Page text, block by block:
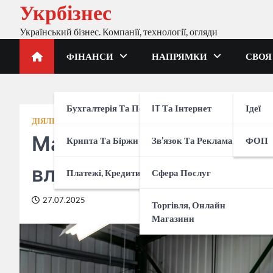
Перейти
вмісту
Укрбізнес
Український бізнес. Компанії, технології, огляди
ФІНАНСИ
Бухгалтерія Та Податки
Крипта Та Біржи
Платежі, Кредити, Банки
НАПРЯМКИ
IT Та Інтернет
Зв’язок Та Реклама
Сфера Послуг
Торгівля, Онлайн
Магазини
СВОЯ
Ідеї
ФОП
ДІЯЛЬНІСТЬ
Made in Ukraine:
власну ідентичність
27.07.2025